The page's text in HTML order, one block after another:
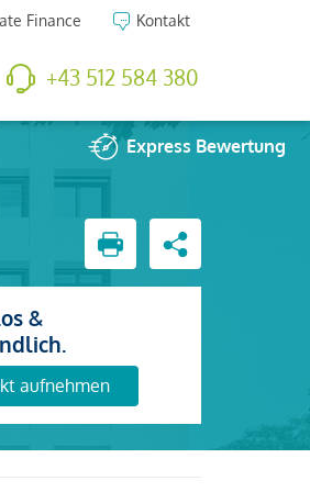
Finance Kontakt
+43 512 584 380
Express Bewertung
&
aufnehmen